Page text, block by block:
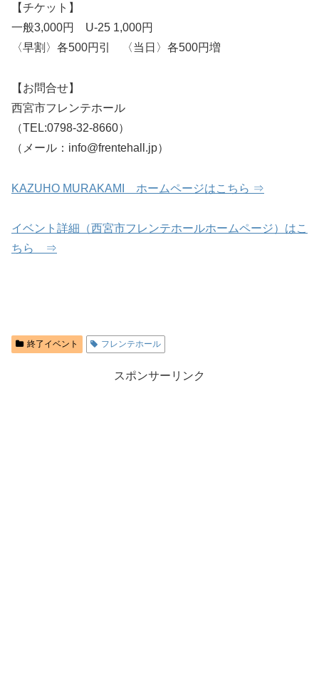
【チケット】
一般3,000円 U-25 1,000円
〈早割〉各500円引 〈当日〉各500円増
【お問合せ】
西宮市フレンテホール
（TEL:0798-32-8660）
（メール：info@frentehall.jp）
KAZUHO MURAKAMI ホームページはこちら ⇒
イベント詳細（西宮市フレンテホールホームページ）はこ
ちら ⇒
終了イベント フレンテホール
スポンサーリンク